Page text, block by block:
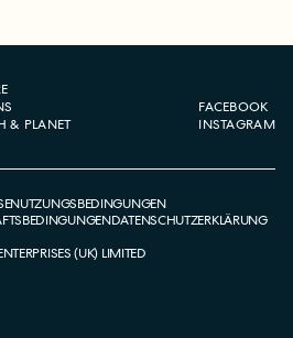
& PLANET
FACEBOOK
INSTAGRAM
NUTZUNGSBEDINGUNGEN
DATENSCHUTZERKLÄRUNG
(UK) LIMITED